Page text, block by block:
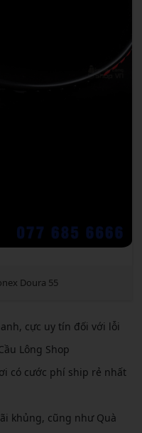
Doura 55
cực uy tín đối với lỗi
Lông Shop
có cước phí ship rẻ nhất
khủng, cũng như Quà